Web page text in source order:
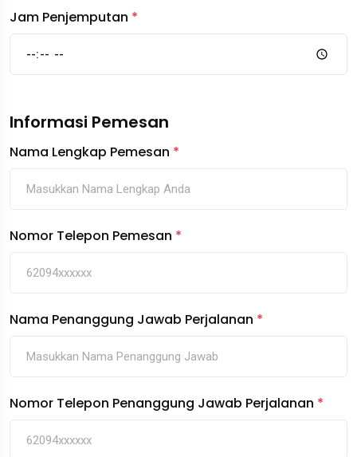
Jam Penjemputan *
Informasi Pemesan
Nama Lengkap Pemesan *
Nomor Telepon Pemesan *
Nama Penanggung Jawab Perjalanan *
Nomor Telepon Penanggung Jawab Perjalanan *